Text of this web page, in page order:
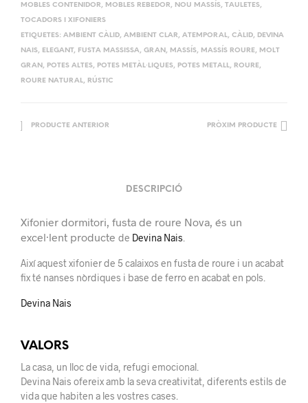
MOBLES CONTENIDOR, MOBLES REBEDOR, NOU MASSÍS, TAULETES,
TOCADORS I XIFONIERS
ETIQUETES: AMBIENT CÀLID, AMBIENT CLAR, ATEMPORAL, CÀLID, DEVINA
NAIS, ELEGANT, FUSTA MASSISSA, GRAN , MASSÍS, MASSÍS ROURE, MOLT
GRAN , POTES ALTES, POTES METÀL·LIQUES, POTES METALL, ROURE,
ROURE NATURAL, RÚSTIC
PRODUCTE ANTERIOR PRÒXIM PRODUCTE
DESCRIPCIÓ
Xifonier dormitori, fusta de roure Nova, és un
excel·lent producte de Devina Nais
Així aquest xifonier de 5 calaixos en fusta de roure i un acabat
fix té nanses nòrdiques i base de ferro en acabat en pols.
Devina Nais
VALORS
La casa, un lloc de vida, refugi emocional.
Devina Nais ofereix amb la seva creativitat, diferents estils de
vida que habiten a les vostres cases.